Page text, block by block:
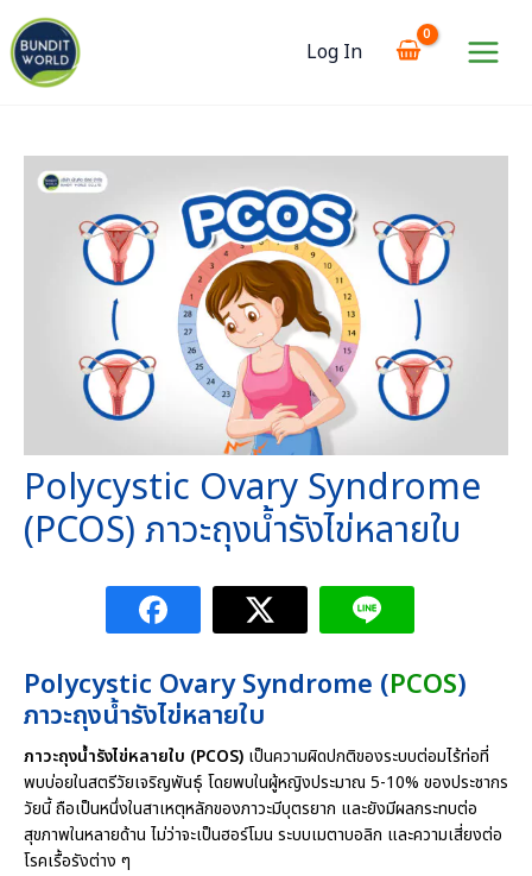
to
content
Log In
Main
Polycystic Ovary Syndrome
(PCOS) ภาวะถุงน้ำรังไข่หลายใบ
Polycystic Ovary Syndrome (PCOS)
ภาวะถุงน้ำรังไข่หลายใบ
ภาวะถุงน้ำรังไข่หลายใบ (PCOS) เป็นความผิดปกติของระบบต่อมไร้ท่อที่
พบบ่อยในสตรีวัยเจริญพันธุ์ โดยพบในผู้หญิงประมาณ 5-10% ของประชากร
วัยนี้ ถือเป็นหนึ่งในสาเหตุหลักของภาวะมีบุตรยาก และยังมีผลกระทบต่อ
สุขภาพในหลายด้าน ไม่ว่าจะเป็นฮอร์โมน ระบบเมตาบอลิก และความเสี่ยงต่อ
โรคเรื้อรังต่าง ๆ